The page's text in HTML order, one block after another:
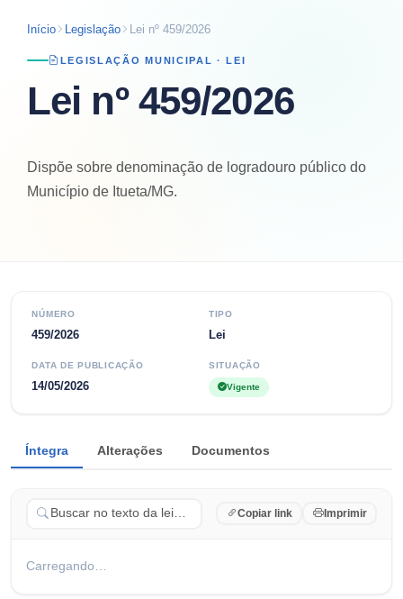
Início Legislação Lei nº 459/2026
LEGISLAÇÃO MUNICIPAL ·LEI
Lei nº 459/2026
Dispõe sobre denominação de logradouro público do
Município de Itueta/MG.
NÚMERO
459/2026
TIPO
Lei
DATA DE PUBLICAÇÃO
14/05/2026
SITUAÇÃO
Vigente
Íntegra Alterações Documentos
Copiar link Imprimir
Carregando…